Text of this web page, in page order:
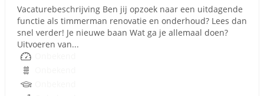
Vacaturebeschrijving Ben jij opzoek naar een uitdagende
functie als timmerman renovatie en onderhoud? Lees dan
snel verder! Je nieuwe baan Wat ga je allemaal doen?
Uitvoeren van...